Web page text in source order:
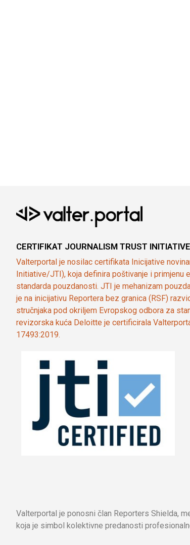
CERTIFIKAT JOURNALISM TRUST INITIATIVE
Valterportal je nosilac certifikata Inicijative
Initiative/JTI), koja definira poštivanje i primjenu
standarda pouzdanosti. JTI je mehanizam
je na inicijativu Reportera bez granica (RSF)
stručnjaka pod okriljem Evropskog odbora za
revizorska kuća Deloitte je certificirala
17493:2019.
Valterportal je ponosni član Reporters Shielda,
koja je simbol kolektivne predanosti